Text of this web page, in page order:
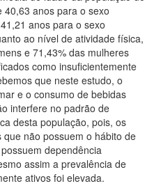
40,63 anos para o sexo
anos para o sexo
ao nível de atividade física,
e 71,43% das mulheres
como insuficientemente
que neste estudo, o
e o consumo de bebidas
interfere no padrão de
desta população, pois, os
que não possuem o hábito de
dependência
assim a prevalência de
ativos foi elevada.